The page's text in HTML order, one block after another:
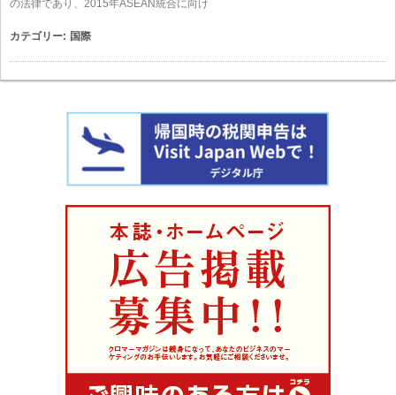
の法律であり、2015年ASEAN統合に向け
カテゴリー: 国際